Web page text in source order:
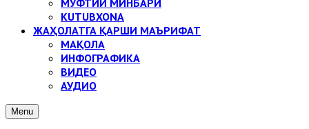
МУФТИЙ МИНБАРИ
KUTUBXONA
ЖАҲОЛАТГА ҚАРШИ МАЪРИФАТ
МАҚОЛА
ИНФОГРАФИКА
ВИДЕО
АУДИО
Menu